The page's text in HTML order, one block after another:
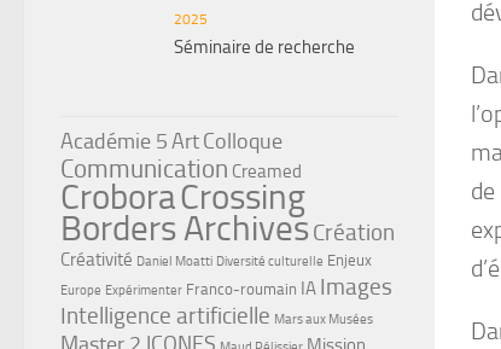
2025
Séminaire de recherche
Académie 5ArtColloque
Communication Creamed
CroboraCrossing
Borders ArchivesCréation
Créativité Daniel Moatti Diversité culturelle Enjeux
Europe Expérimenter Franco-roumain IA Images
Intelligence artificielle Mars aux Musées